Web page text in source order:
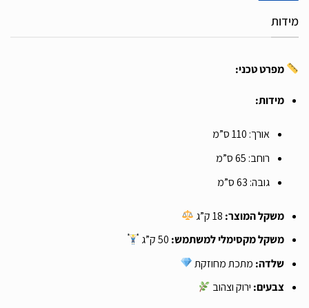
מידות
מפרט טכני:
מידות:
אורך: 110 ס”מ
רוחב: 65 ס”מ
גובה: 63 ס”מ
משקל המוצר:18 ק”ג
משקל מקסימלי למשתמש:50 ק”ג
שלדה:מתכת מחוזקת
צבעים:ירוק וצהוב